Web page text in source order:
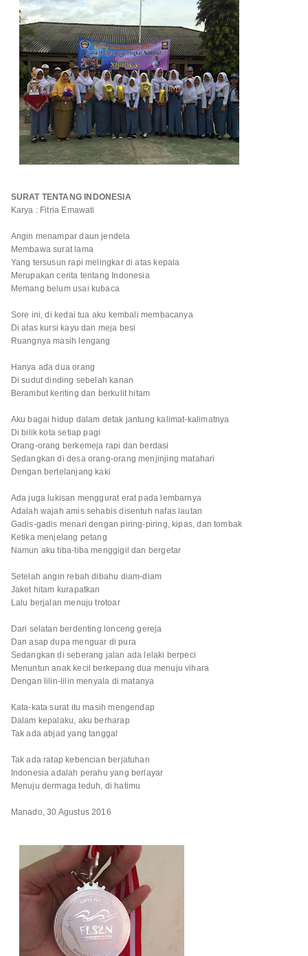
SURAT TENTANG INDONESIA
Karya : Fitria Emawati
Angin menampar daun jendela
Membawa surat lama
Yang tersusun rapi melingkar di atas kepala
Merupakan cerita tentang Indonesia
Memang belum usai kubaca
Sore ini, di kedai tua aku kembali membacanya
Di atas kursi kayu dan meja besi
Ruangnya masih lengang
Hanya ada dua orang
Di sudut dinding sebelah kanan
Berambut keriting dan berkulit hitam
Aku bagai hidup dalam detak jantung kalimat-kalimatnya
Di bilik kota setiap pagi
Orang-orang berkemeja rapi dan berdasi
Sedangkan di desa orang-orang menjinjing matahari
Dengan bertelanjang kaki
Ada juga lukisan menggurat erat pada lembarnya
Adalah wajah amis sehabis disentuh nafas lautan
Gadis-gadis menari dengan piring-piring, kipas, dan tombak
Ketika menjelang petang
Namun aku tiba-tiba menggigil dan bergetar
Setelah angin rebah dibahu diam-diam
Jaket hitam kurapatkan
Lalu berjalan menuju trotoar
Dari selatan berdenting lonceng gereja
Dan asap dupa menguar di pura
Sedangkan di seberang jalan ada lelaki berpeci
Menuntun anak kecil berkepang dua menuju vihara
Dengan lilin-lilin menyala di matanya
Kata-kata surat itu masih mengendap
Dalam kepalaku, aku berharap
Tak ada abjad yang tanggal
Tak ada ratap kebencian berjatuhan
Indonesia adalah perahu yang berlayar
Menuju dermaga teduh, di hatimu
Manado, 30 Agustus 2016